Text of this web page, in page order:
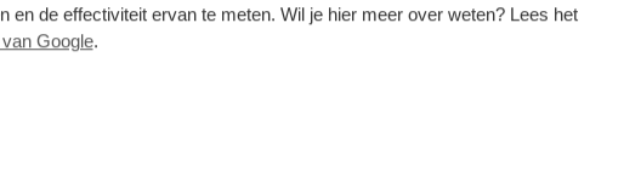
en de effectiviteit ervan te meten. Wil je hier meer over weten? Lees het
Google.
* € 5.609,05*
vliegtickets